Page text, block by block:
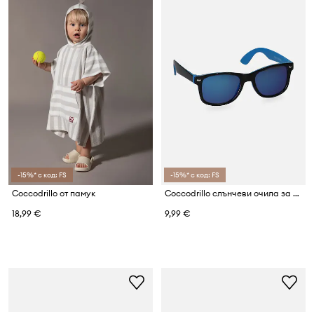
-15%* с код: FS
Coccodrillo от памук
18,99 €
-15%* с код: FS
Coccodrillo слънчеви очила за деца
9,99 €